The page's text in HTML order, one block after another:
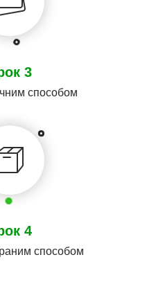
3
способом
4
способом